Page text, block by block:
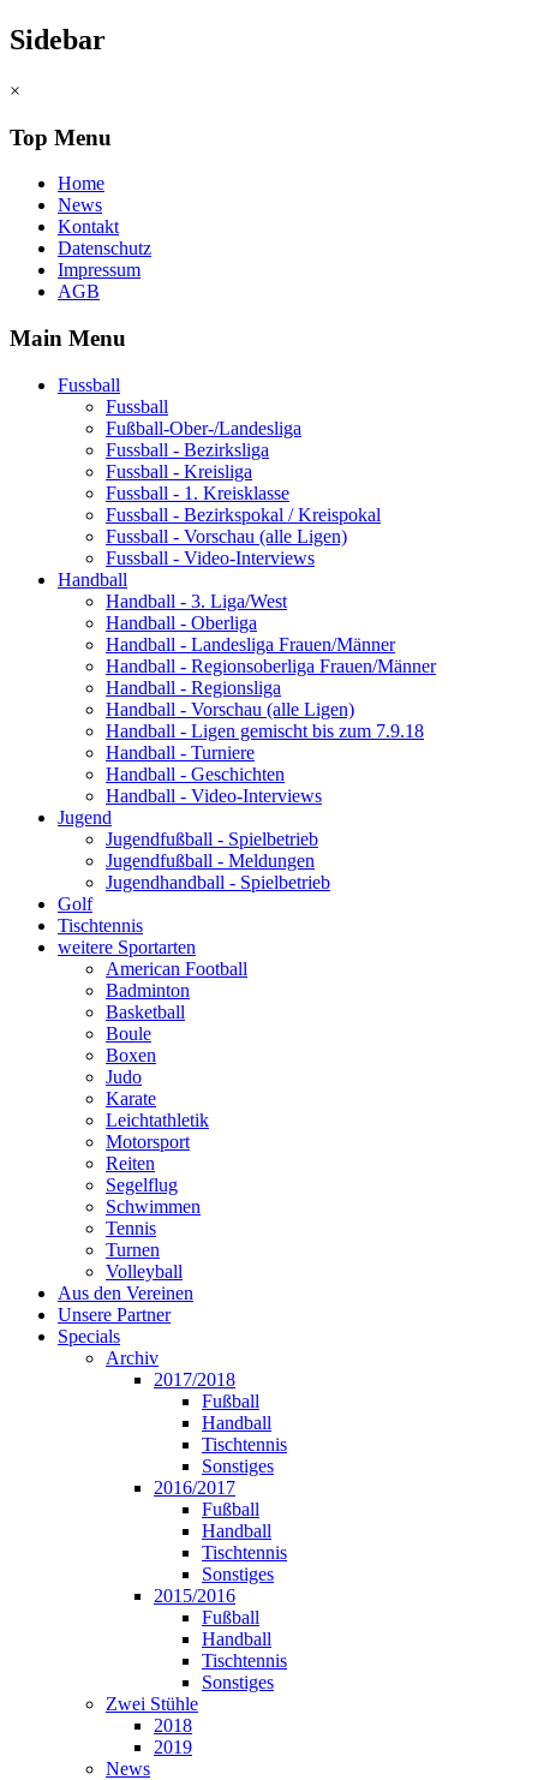
Sidebar
×
Top Menu
Home
News
Kontakt
Datenschutz
Impressum
AGB
Main Menu
Fussball
Fussball
Fußball-Ober-/Landesliga
Fussball - Bezirksliga
Fussball - Kreisliga
Fussball - 1. Kreisklasse
Fussball - Bezirkspokal / Kreispokal
Fussball - Vorschau (alle Ligen)
Fussball - Video-Interviews
Handball
Handball - 3. Liga/West
Handball - Oberliga
Handball - Landesliga Frauen/Männer
Handball - Regionsoberliga Frauen/Männer
Handball - Regionsliga
Handball - Vorschau (alle Ligen)
Handball - Ligen gemischt bis zum 7.9.18
Handball - Turniere
Handball - Geschichten
Handball - Video-Interviews
Jugend
Jugendfußball - Spielbetrieb
Jugendfußball - Meldungen
Jugendhandball - Spielbetrieb
Golf
Tischtennis
weitere Sportarten
American Football
Badminton
Basketball
Boule
Boxen
Judo
Karate
Leichtathletik
Motorsport
Reiten
Segelflug
Schwimmen
Tennis
Turnen
Volleyball
Aus den Vereinen
Unsere Partner
Specials
Archiv
2017/2018
Fußball
Handball
Tischtennis
Sonstiges
2016/2017
Fußball
Handball
Tischtennis
Sonstiges
2015/2016
Fußball
Handball
Tischtennis
Sonstiges
Zwei Stühle
2018
2019
News